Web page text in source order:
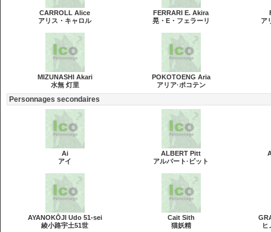
CARROLL Alice
アリス・キャロル
FERRARI E. Akira
晃・E・フェラーリ
ア
MIZUNASHI Akari
水無 灯里
POKOTOENG Aria
アリア·ポコテン
Personnages secondaires
Ai
アイ
ALBERT Pitt
アルバート·ピット
AYANOKŌJI Udo 51-sei
綾小路宇土51世
Cait Sith
猫妖精
ヒ